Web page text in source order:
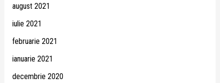
august 2021
iulie 2021
februarie 2021
ianuarie 2021
decembrie 2020